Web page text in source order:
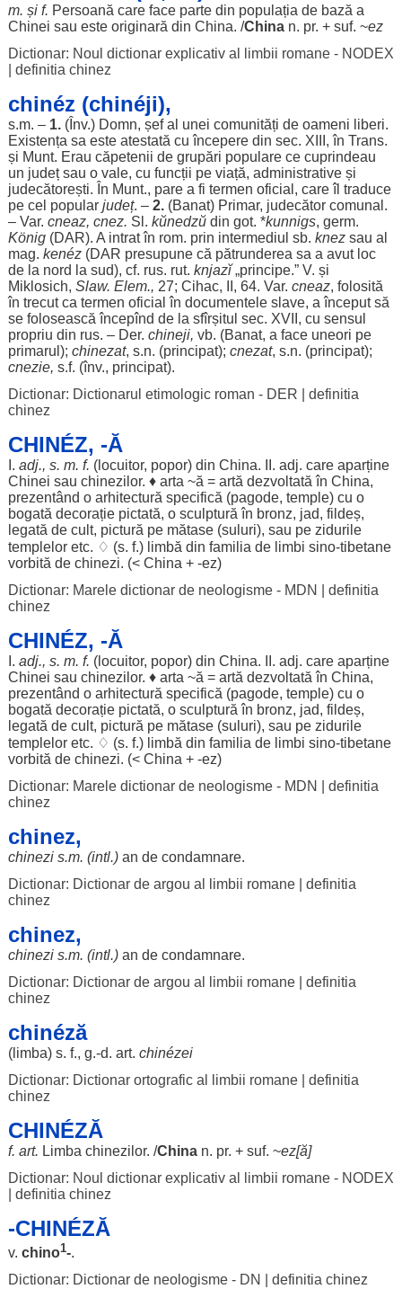
m. și f. Persoană care face partedin populația de bază a
Chinei sau este originară din China. /Chinan. pr. + suf. ~ez
Dictionar: Noul dictionar explicativ al limbii romane - NODEX
definitia chinez
chinéz (chinéji),
s.m. – 1.(Înv.) Domn, șefal unei comunități de oameni liberi.
Existența sa este atestată cuînceperedin sec. XIII, în Trans.
și Munt. Erau căpetenii de grupări popularece cuprindeau
un județsau o vale, cu funcții pe viață, administrativeși
judecătorești. În Munt., pare a fi termen oficial , careîl traduce
pe cel popular județ. – 2.(Banat) Primar, judecător comunal .
– Var. cneaz, cnez. Sl. kŭnedzŭdin got. *kunnigs, germ.
König(DAR). A intratîn rom. prin intermediul sb. knezsau al
mag. kenéz(DAR presupunecă pătrunderea sa a avut loc
de la nord la sud), cf. rus. rut. knjazĭ„principe.” V. și
Miklosich, Slaw. Elem., 27; Cihac, II, 64. Var. cneaz, folosită
în trecutca termen oficial în documentele slave, aînceputsă
se folosească începînd de la sfîrșitul sec. XVII, cu sensul
propriu din rus. – Der. chineji, vb. (Banat, a face uneori pe
primarul ); chinezat, s.n. (principat); cnezat, s.n. (principat);
cnezie, s.f. (înv., principat).
Dictionar: Dictionarul etimologic roman - DER
definitia
chinez
CHINÉZ, -Ă
I. adj., s. m. f. (locuitor, popor) din China. II. adj. care aparține
Chinei sau chinezilor. ♦ arta ~ă = artă dezvoltată în China,
prezentând o arhitectură specifică (pagode, temple) cu o
bogată decorație pictată, o sculptură în bronz, jad, fildeș,
legată de cult, pictură pe mătase(suluri), sau pe zidurile
templeloretc. ♢ (s. f.) limbă din familia de limbi sino-tibetane
vorbită de chinezi. (< China + -ez)
Dictionar: Marele dictionar de neologisme - MDN
definitia
chinez
CHINÉZ, -Ă
I. adj., s. m. f. (locuitor, popor) din China. II. adj. care aparține
Chinei sau chinezilor. ♦ arta ~ă = artă dezvoltată în China,
prezentând o arhitectură specifică (pagode, temple) cu o
bogată decorație pictată, o sculptură în bronz, jad, fildeș,
legată de cult, pictură pe mătase(suluri), sau pe zidurile
templeloretc. ♢ (s. f.) limbă din familia de limbi sino-tibetane
vorbită de chinezi. (< China + -ez)
Dictionar: Marele dictionar de neologisme - MDN
definitia
chinez
chinez,
chinezis.m. (intl.) an de condamnare.
Dictionar: Dictionar de argou al limbii romane| definitia
chinez
chinez,
chinezis.m. (intl.) an de condamnare.
Dictionar: Dictionar de argou al limbii romane| definitia
chinez
chinéză
(limba) s. f., g.-d. art. chinézei
Dictionar: Dictionar ortografic al limbii romane| definitia
chinez
CHINÉZĂ
f. art. Limba chinezilor. /Chinan. pr. + suf. ~ez[ă]
Dictionar: Noul dictionar explicativ al limbii romane - NODEX
definitia chinez
-CHINÉZĂ
v. chino1-.
Dictionar: Dictionar de neologisme - DN
definitia chinez